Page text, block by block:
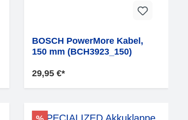
BOSCH PowerMore Kabel,
150 mm (BCH3923_150)
29,95 €*